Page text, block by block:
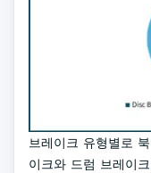
브레이크 유형별로
이크와 드럼 브레이